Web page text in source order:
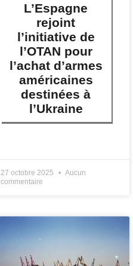
L’Espagne
rejoint
l’initiative de
l’OTAN pour
l’achat d’armes
américaines
destinées à
l’Ukraine
27 octobre 2025
Aucun
commentaire